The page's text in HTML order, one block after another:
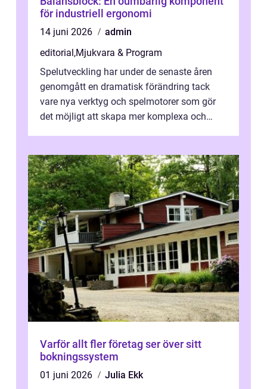
för industriell ergonomi
14 juni 2026
admin
editorial,Mjukvara & Program
Spelutveckling har under de senaste åren
genomgått en dramatisk förändring tack
vare nya verktyg och spelmotorer som gör
det möjligt att skapa mer komplexa och
Varför allt fler företag ser över sitt
bokningssystem
01 juni 2026
Julia Ekk